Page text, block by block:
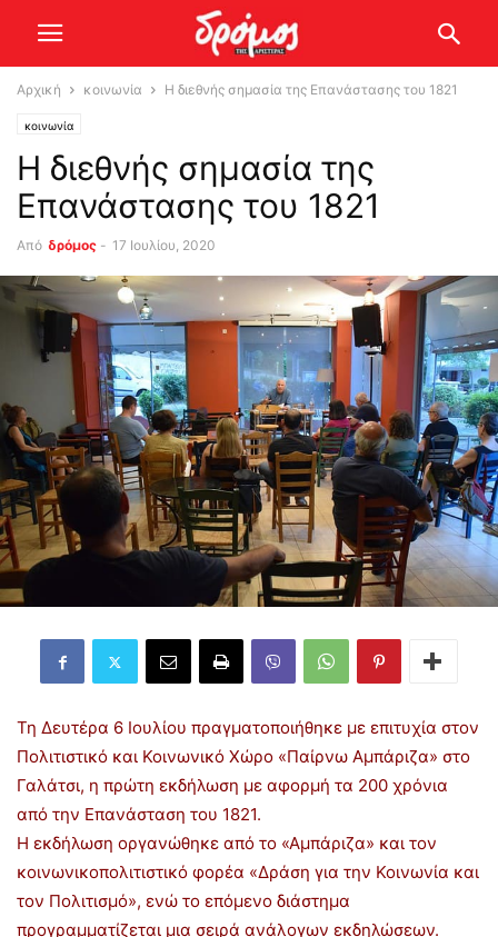
Αρχική κοινωνία H διεθνής σημασία της Επανάστασης του 1821
κοινωνία
H διεθνής σημασία της
Επανάστασης του 1821
Από δρόμος - 17 Ιουλίου, 2020
Τη Δευτέρα 6 Ιουλίου πραγματοποιήθηκε με επιτυχία στον
Πολιτιστικό και Κοινωνικό Χώρο «Παίρνω Αμπάριζα» στο
Γαλάτσι, η πρώτη εκδήλωση με αφορμή τα 200 χρόνια
από την Επανάσταση του 1821.
Η εκδήλωση οργανώθηκε από το «Αμπάριζα» και τον
κοινωνικοπολιτιστικό φορέα «Δράση για την Κοινωνία και
τον Πολιτισμό», ενώ το επόμενο διάστημα
προγραμματίζεται μια σειρά ανάλογων εκδηλώσεων.